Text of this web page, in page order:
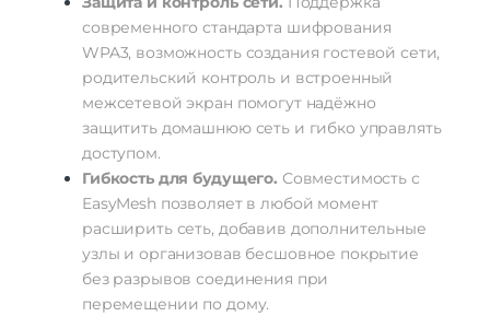
современного стандарта шифрования
WPA3, возможностьсоздания гостевой сети,
родительский контроль и встроенный
межсетевой экран помогутнадёжно
защититьдомашнююсетьи гибко управлять
доступом.
Гибкостьдля будущего. Совместимость с
EasyMesh позволяетв любой момент
расширитьсеть, добавив дополнительные
узлы и организовав бесшовное покрытие
безразрывов соединения при
перемещении по дому.